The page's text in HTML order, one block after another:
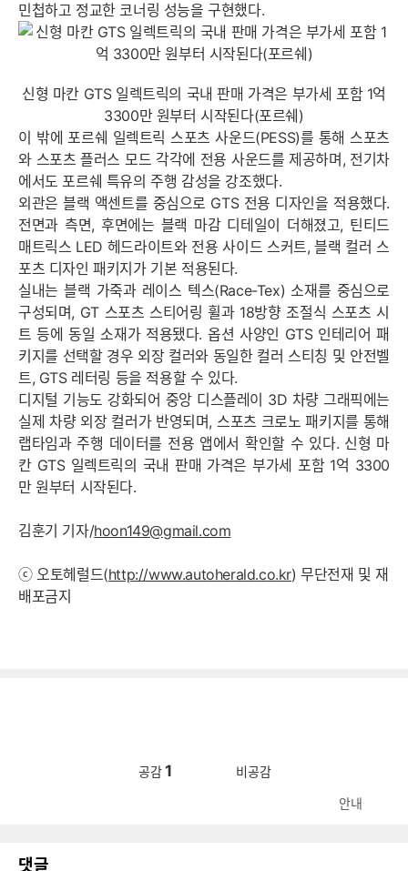
민첩하고 정교한 코너링 성능을 구현했다.
신형 마칸 GTS 일렉트릭의 국내 판매 가격은 부가세 포함 1억
3300만 원부터 시작된다(포르쉐)
이 밖에 포르쉐 일렉트릭 스포츠 사운드(PESS)를 통해 스포츠
와 스포츠 플러스 모드 각각에 전용 사운드를 제공하며, 전기차
에서도 포르쉐 특유의 주행 감성을 강조했다.
외관은 블랙 액센트를 중심으로 GTS 전용 디자인을 적용했다.
전면과 측면, 후면에는 블랙 마감 디테일이 더해졌고, 틴티드
매트릭스 LED 헤드라이트와 전용 사이드 스커트, 블랙 컬러 스
포츠 디자인 패키지가 기본 적용된다.
실내는 블랙 가죽과 레이스 텍스(Race-Tex) 소재를 중심으로
구성되며, GT 스포츠 스티어링 휠과 18방향 조절식 스포츠 시
트 등에 동일 소재가 적용됐다. 옵션 사양인 GTS 인테리어 패
키지를 선택할 경우 외장 컬러와 동일한 컬러 스티칭 및 안전벨
트, GTS 레터링 등을 적용할 수 있다.
디지털 기능도 강화되어 중앙 디스플레이 3D 차량 그래픽에는
실제 차량 외장 컬러가 반영되며, 스포츠 크로노 패키지를 통해
랩타임과 주행 데이터를 전용 앱에서 확인할 수 있다. 신형 마
칸 GTS 일렉트릭의 국내 판매 가격은 부가세 포함 1억 3300
만 원부터 시작된다.
김훈기 기자/hoon149@gmail.com
ⓒ 오토헤럴드(http://www.autoherald.co.kr) 무단전재 및 재
배포금지
공감 1 비공감
안내
댓글